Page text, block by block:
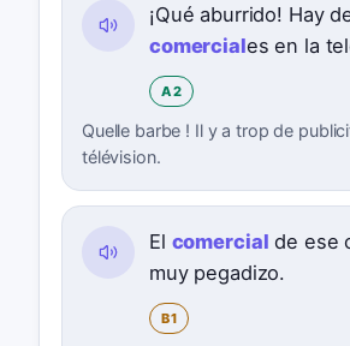
¡Qué aburrido! Hay
comerciales en la
A2
Quelle barbe ! Il y a trop de
télévision.
El comercial de ese
muy pegadizo.
B1